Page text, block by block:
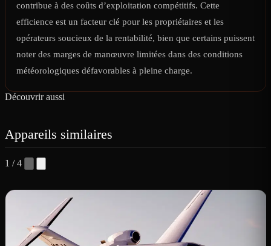
contribue à des coûts d’exploitation compétitifs. Cette
efficience est un facteur clé pour les propriétaires et les
opérateurs soucieux de la rentabilité, bien que certains puissent
noter des marges de manœuvre limitées dans des conditions
météorologiques défavorables à pleine charge.
Découvrir aussi
Appareils similaires
1 / 4